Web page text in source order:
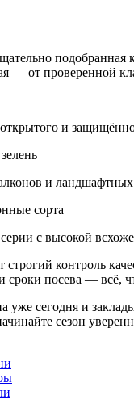
подобранная
— от проверенной
и
и
сорта
с высокой
строгий контроль
сроки посева — всё,
уже сегодня и
сезон